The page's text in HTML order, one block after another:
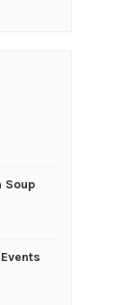
Soup